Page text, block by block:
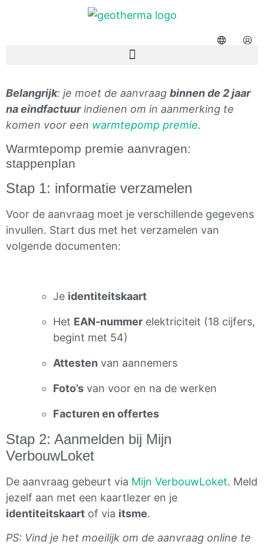
Belangrijk: je moet de aanvraag binnen de 2 jaar
na eindfactuurindienen om in aanmerking te
komen voor een warmtepomp premie.
Warmtepomp premie aanvragen:
stappenplan
Stap 1: informatie verzamelen
Voor de aanvraag moet je verschillende gegevens
invullen. Start dus met het verzamelen van
volgende documenten:
Je identiteitskaart
Het EAN-nummer elektriciteit (18 cijfers,
begint met 54)
Attesten van aannemers
Foto’s van voor en na de werken
Facturen en offertes
Stap 2: Aanmelden bij Mijn
VerbouwLoket
De aanvraag gebeurt via Mijn VerbouwLoket. Meld
jezelf aan met een kaartlezer en je
identiteitskaart of via itsme.
PS: Vind je het moeilijk om de aanvraag online te